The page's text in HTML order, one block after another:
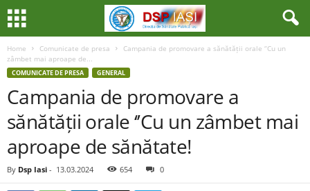
Home Comunicate de presa
Campania de promovare a sănătății orale ‘’Cu un
zâmbet mai aproape de...
COMUNICATE DE PRESA GENERAL
Campania de promovare a
sănătății orale ‘’Cu un zâmbet mai
aproape de sănătate!
By Dsp Iasi - 13.03.2024 654 0